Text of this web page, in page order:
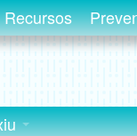
Recursos